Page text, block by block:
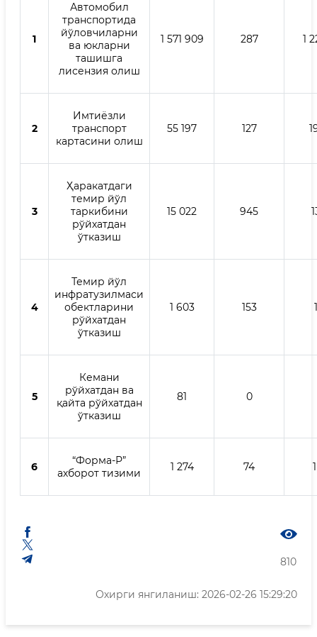
1
Автомобил
транспортида
йўловчиларни
ва юкларни
ташишга
лисензия олиш
1 571 909 287 1
2
Имтиёзли
транспорт
картасини олиш
55 197 127
3
Ҳаракатдаги
темир йўл
таркибини
рўйхатдан
ўтказиш
15 022 945
4
Темир йўл
инфратузилмаси
обектларини
рўйхатдан
ўтказиш
1 603 153
5
Кемани
рўйхатдан ва
қайта рўйхатдан
ўтказиш
81 0
6
“Форма-Р”
ахборот тизими
1 274 74
810
Охирги янгиланиш: 2026-02-26 15:29:20